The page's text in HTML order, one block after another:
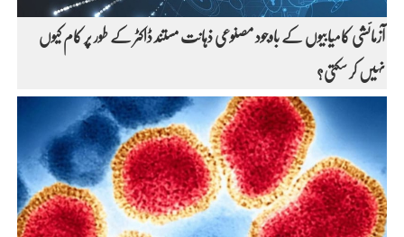
آزمائشی کامیابیوں کے باوجود مصنوعی ذہانت مستند ڈاکٹر کے طور پر کام کیوں
نہیں کر سکتی؟